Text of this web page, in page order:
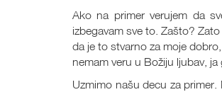
Ako na primer verujem da
izbegavam sve to. Zašto?
da je to stvarno za moje
nemam veru u Božiju ljubav,
Uzmimo našu decu za